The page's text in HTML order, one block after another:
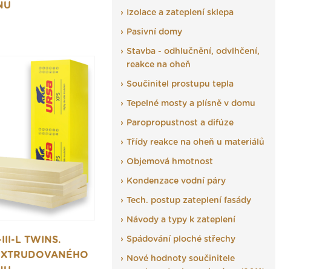
III-L TWINS.
Izolace a zateplení sklepa
Pasivní domy
Stavba - odhlučnění, odvlhčení,
reakce na oheň
Součinitel prostupu tepla
Tepelné mosty a plísně v domu
Paropropustnost a difúze
Třídy reakce na oheň u materiálů
Objemová hmotnost
Kondenzace vodní páry
Tech. postup zateplení fasády
Návody a typy k zateplení
Spádování ploché střechy
Nové hodnoty součinitele